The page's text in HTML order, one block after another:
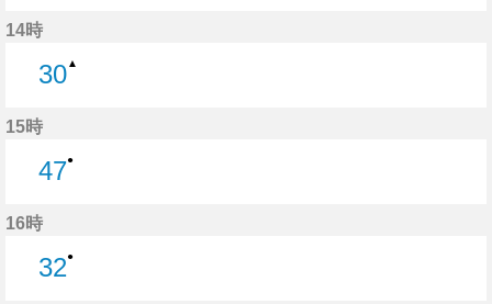
14時
30▲
15時
47●
16時
32●